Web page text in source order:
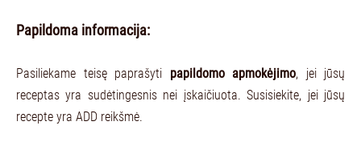
Papildoma informacija:
Pasiliekame teisę paprašyti papildomo apmokėjimo, jei jūsų
receptas yra sudėtingesnis nei įskaičiuota. Susisiekite, jei jūsų
recepte yra ADD reikšmė.